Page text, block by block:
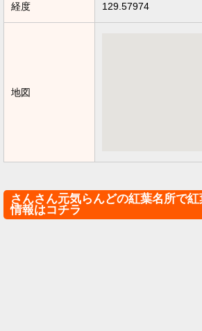
経度 129.57974
地図
さんさん元気らんどの紅葉名所で
情報はコチラ